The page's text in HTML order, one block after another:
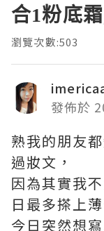
合1粉底
瀏覽次數:503
發佈於
熟我的朋友
過妝文，
因為其實我
日最多搽上
今日突然想